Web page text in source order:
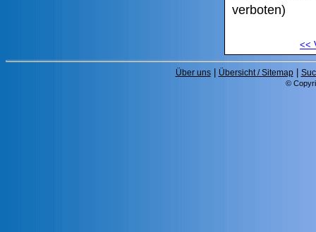
verboten)
<<
Über uns| Übersicht / Sitemap|
©